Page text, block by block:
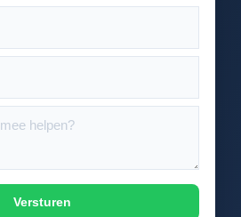
Versturen